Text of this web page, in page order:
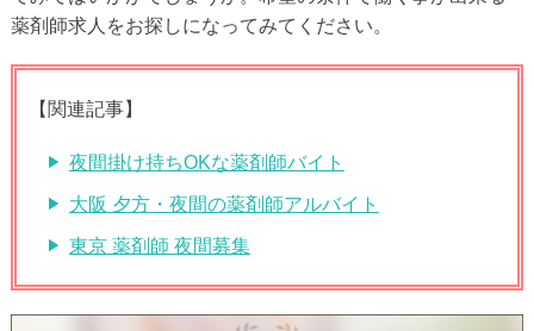
薬剤師求人をお探しになってみてください。
【関連記事】
夜間掛け持ちOKな薬剤師バイト
大阪 夕方・夜間の薬剤師アルバイト
東京 薬剤師 夜間募集